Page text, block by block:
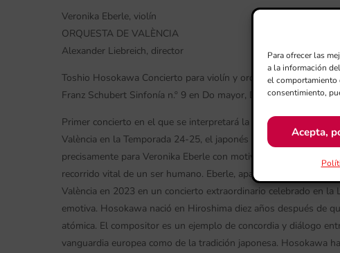
Para ofrecer las
a la información
el comportamiento
consentimiento,
Acepta,
Veronika Eberle, violín
ORQUESTA DE VALÈNCIA
Alexander Liebreich, director
Toshio Hosokawa Concierto para violín y orquesta “Genesis”
Franz Schubert Sinfonía n.º 9 en Do mayor, D 944 “La Grande”
Primer concierto en el que se interpretará la obra del
València en la Temporada 24-25, el japonés Toshio Hosokawa.
precisamente para Veronika Eberle con motivo del nacimiento
recorrido vital de un ser humano. Eberle, apadrinada con tan
València en 2023 en un concierto extraordinario celebrado en
emotiva. Hosokawa nació en Hiroshima diez años después de
atómica. El compositor es un ejemplo de concordia y diálogo
vanguardia europea como de la tradición japonesa. Hosokawa